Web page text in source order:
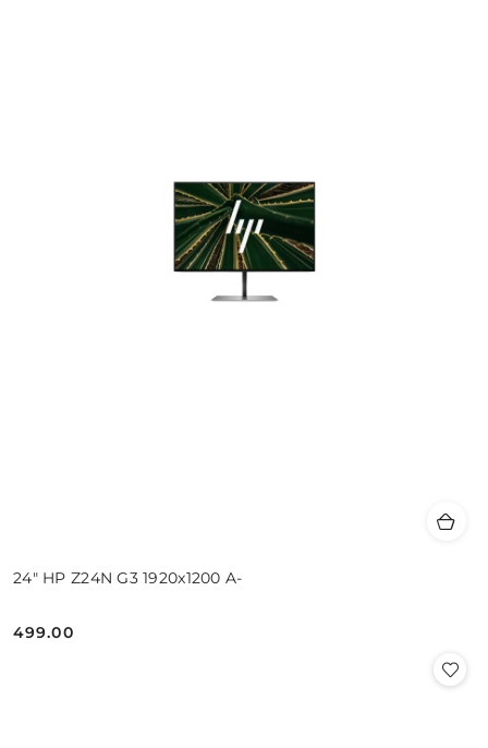
24" HP Z24N G3 1920x1200 A-
Cena:
499.00